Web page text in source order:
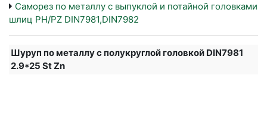
Саморез по металлу с выпуклой и потайной головками
шлиц PH/PZ DIN7981,DIN7982
Шуруп по металлу с полукруглой головкой DIN7981
2.9*25 St Zn